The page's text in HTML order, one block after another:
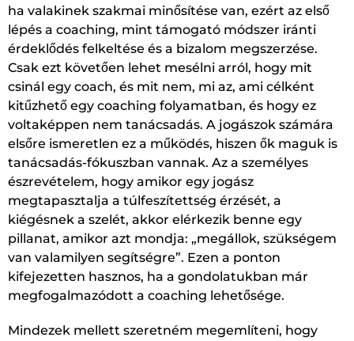
ha valakinek szakmai minősítése van, ezért az első
lépés a coaching, mint támogató módszer iránti
érdeklődés felkeltése és a bizalom megszerzése.
Csak ezt követően lehet mesélni arról, hogy mit
csinál egy coach, és mit nem, mi az, ami célként
kitűzhető egy coaching folyamatban, és hogy ez
voltaképpen nem tanácsadás. A jogászok számára
elsőre ismeretlen ez a működés, hiszen ők maguk is
tanácsadás-fókuszban vannak. Az a személyes
észrevételem, hogy amikor egy jogász
megtapasztalja a túlfeszítettség érzését, a
kiégésnek a szelét, akkor elérkezik benne egy
pillanat, amikor azt mondja: „megállok, szükségem
van valamilyen segítségre”. Ezen a ponton
kifejezetten hasznos, ha a gondolatukban már
megfogalmazódott a coaching lehetősége.
Mindezek mellett szeretném megemlíteni, hogy